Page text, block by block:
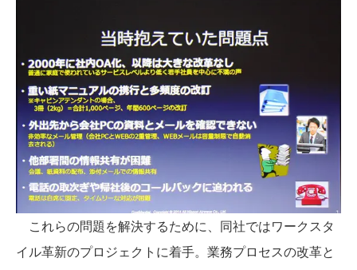
これらの問題を解決するために、同社ではワークスタ
イル革新のプロジェクトに着手。業務プロセスの改革と